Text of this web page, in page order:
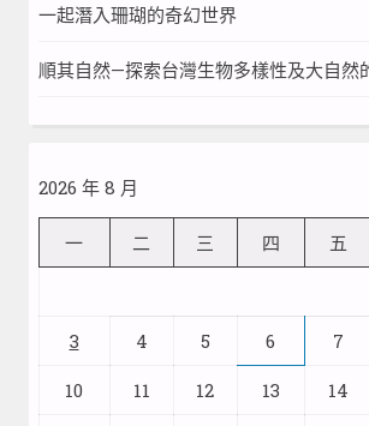
一起潛入珊瑚的奇幻世界
順其自然—探索台灣生物多樣性及大自然
2026 年 8 月
一 二 三 四 五
3 4 5 6 7
10 11 12 13 14